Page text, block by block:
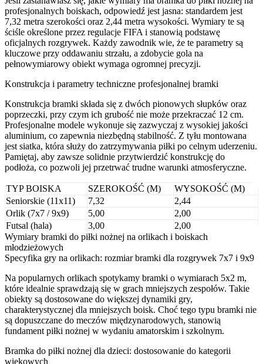
profesjonalnych boiskach, odpowiedź jest jasna: standardem jest
7,32 metra szerokości oraz 2,44 metra wysokości. Wymiary te są
ściśle określone przez regulacje FIFA i stanowią podstawę
oficjalnych rozgrywek. Każdy zawodnik wie, że te parametry są
kluczowe przy oddawaniu strzału, a zdobycie gola na
pełnowymiarowy obiekt wymaga ogromnej precyzji.
Konstrukcja i parametry techniczne profesjonalnej bramki
Konstrukcja bramki składa się z dwóch pionowych słupków oraz
poprzeczki, przy czym ich grubość nie może przekraczać 12 cm.
Profesjonalne modele wykonuje się zazwyczaj z wysokiej jakości
aluminium, co zapewnia niezbędną stabilność. Z tyłu montowana
jest siatka, która służy do zatrzymywania piłki po celnym uderzeniu.
Pamiętaj, aby zawsze solidnie przytwierdzić konstrukcję do
podłoża, co pozwoli jej przetrwać trudne warunki atmosferyczne.
TYP BOISKA SZEROKOŚĆ (M)
WYSOKOŚĆ (M)
Seniorskie (11x11)
7,32
2,44
Orlik (7x7 / 9x9)
5,00
2,00
Futsal (hala)
3,00
2,00
Wymiary bramki do piłki nożnej na orlikach i boiskach
młodzieżowych
Specyfika gry na orlikach: rozmiar bramki dla rozgrywek 7x7 i 9x9
Na popularnych orlikach spotykamy bramki o wymiarach 5x2 m,
które idealnie sprawdzają się w grach mniejszych zespołów. Takie
obiekty są dostosowane do większej dynamiki gry,
charakterystycznej dla mniejszych boisk. Choć tego typu bramki nie
są dopuszczane do meczów międzynarodowych, stanowią
fundament piłki nożnej w wydaniu amatorskim i szkolnym.
Bramka do piłki nożnej dla dzieci: dostosowanie do kategorii
wiekowych